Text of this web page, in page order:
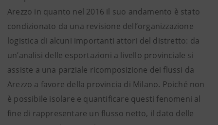
Arezzo in quanto nel 2016 il suo andamento è stato
condizionato da una revisione dell’organizzazione
logistica di alcuni importanti attori del distretto: da
un’analisi delle esportazioni a livello provinciale si
assiste a una parziale ricomposizione dei flussi da
Arezzo a favore della provincia di Milano. Poiché non
è possibile isolare e quantificare questi fenomeni al
fine di rappresentare un flusso netto, il dato delle